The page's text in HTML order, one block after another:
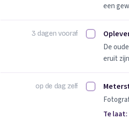
een
3 dagen vooraf Oplevering
De
eruit
op de dag zelf
Te laat: